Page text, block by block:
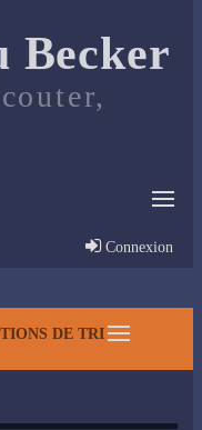
Becker
Connexion
DE TRI